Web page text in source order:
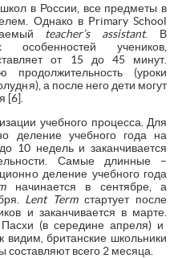
в России, все предметы в
Однако в Primary School
teacher’s assistant. В
особенностей учеников,
от 15 до 45 минут.
(уроки
а после него дети могут
[6].
учебного процесса. Для
деление учебного года на
10 недель и заканчивается
Самые длинные –
деление учебного года
начинается в сентябре, а
Lent Termстартует после
и заканчивается в марте.
(в середине апреля) и
британские школьники
составляют всего 2 месяца.